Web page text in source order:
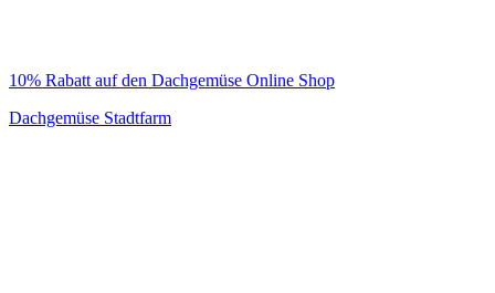
10% Rabatt auf den Dachgemüse Online Shop
Dachgemüse Stadtfarm